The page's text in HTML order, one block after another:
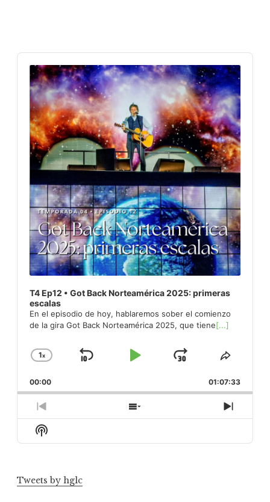
Audio
Player
T4 Ep12 • Got Back Norteamérica 2025: primeras
escalas
En el episodio de hoy, hablaremos sober el comienzo
de la gira Got Back Norteamérica 2025, que tiene[...]
Change
Rate
1x
Skip
Play
Jump
Forward
Share
00:00 01:07:33
Previous
Episode
Show
Episodes
Next
Show
Podcast
Tweets by hglc